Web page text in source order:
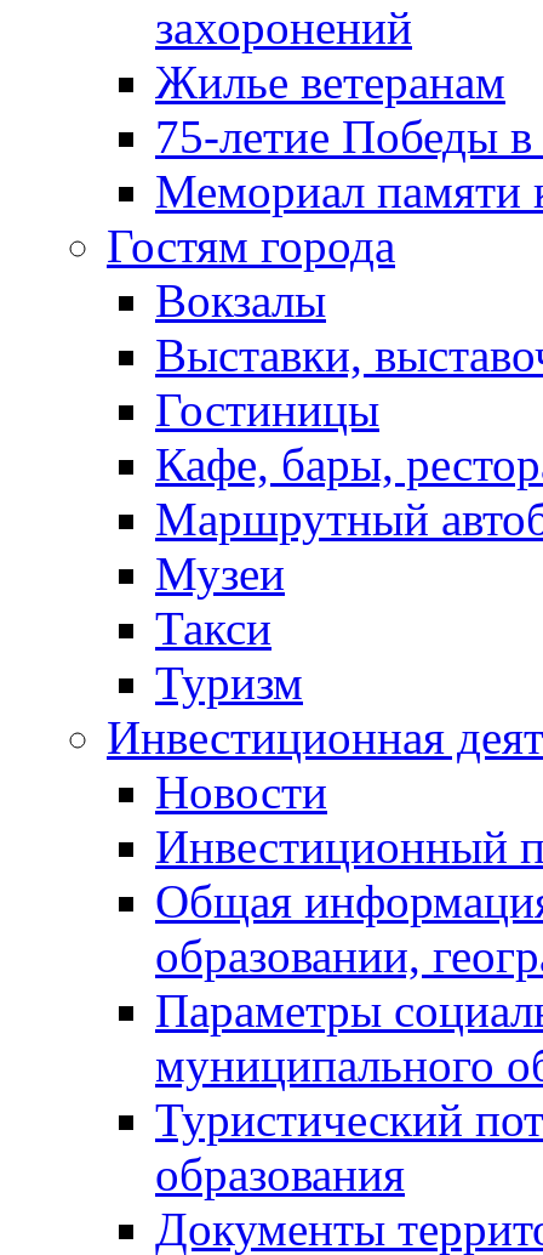
захоронений
Жилье ветеранам
75-летие Победы
Мемориал памяти
Гостям города
Вокзалы
Выставки,
Гостиницы
Кафе, бары,
Маршрутный
Музеи
Такси
Туризм
Инвестиционная
Новости
Инвестиционный
Общая
образовании,
Параметры
муниципального
Туристический
образования
Документы